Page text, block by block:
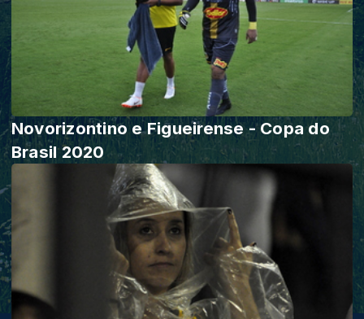
Novorizontino e Figueirense - Copa do
Brasil 2020